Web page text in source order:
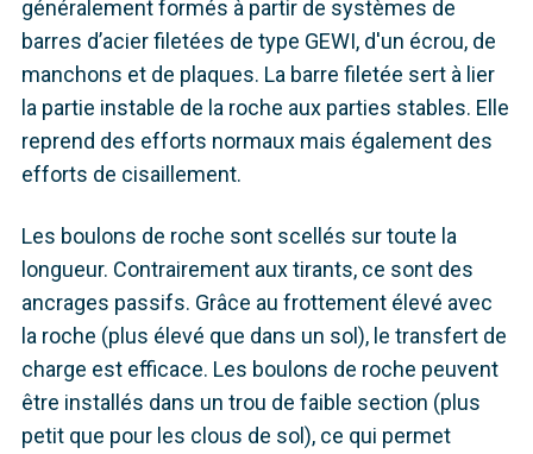
généralement formés à partir de systèmes de
barres d’acier filetées de type GEWI, d'un écrou, de
manchons et de plaques. La barre filetée sert à lier
la partie instable de la roche aux parties stables. Elle
reprend des efforts normaux mais également des
efforts de cisaillement.
Les boulons de roche sont scellés sur toute la
longueur. Contrairement aux tirants, ce sont des
ancrages passifs. Grâce au frottement élevé avec
la roche (plus élevé que dans un sol), le transfert de
charge est efficace. Les boulons de roche peuvent
être installés dans un trou de faible section (plus
petit que pour les clous de sol), ce qui permet